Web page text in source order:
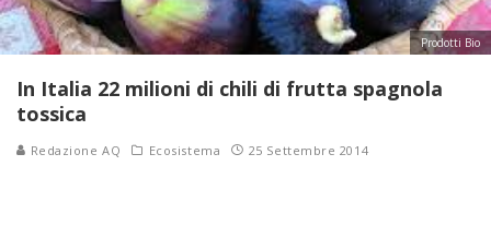
Prodotti Bio
In Italia 22 milioni di chili di frutta spagnola
tossica
Redazione AQ Ecosistema 25 Settembre 2014